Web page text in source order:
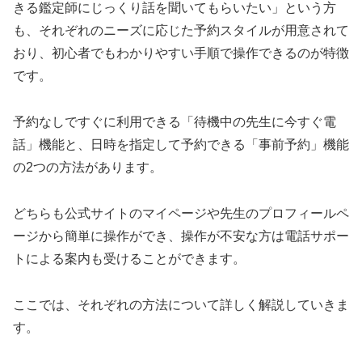
きる鑑定師にじっくり話を聞いてもらいたい」という方
も、それぞれのニーズに応じた予約スタイルが用意されて
おり、初心者でもわかりやすい手順で操作できるのが特徴
です。
予約なしですぐに利用できる「待機中の先生に今すぐ電
話」機能と、日時を指定して予約できる「事前予約」機能
の2つの方法があります。
どちらも公式サイトのマイページや先生のプロフィールペ
ージから簡単に操作ができ、操作が不安な方は電話サポー
トによる案内も受けることができます。
ここでは、それぞれの方法について詳しく解説していきま
す。